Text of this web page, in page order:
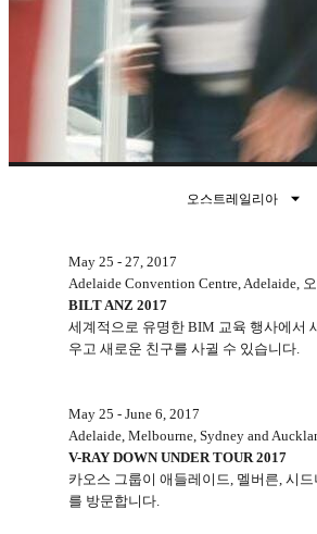
지난 이벤트
오스트레일리아
May 25 - 27, 2017
Adelaide Convention Centre, Adelaide,
BILT ANZ 2017
세계적으로 유명한 BIM 교육 행사에서
우고 새로운 친구를 사귈 수 있습니다.
May 25 - June 6, 2017
Adelaide, Melbourne, Sydney and
V-RAY DOWN UNDER TOUR 2017
카오스 그룹이 애들레이드, 멜버른, 시
를 방문합니다.